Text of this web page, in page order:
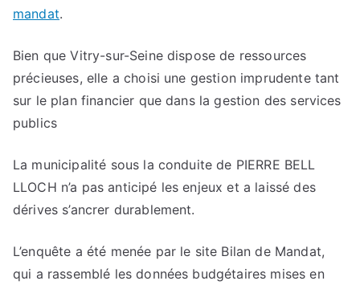
mandat.
Bien que Vitry-sur-Seine dispose de ressources
précieuses, elle a choisi une gestion imprudente tant
sur le plan financier que dans la gestion des services
publics
La municipalité sous la conduite de PIERRE BELL
LLOCH n’a pas anticipé les enjeux et a laissé des
dérives s’ancrer durablement.
L’enquête a été menée par le site Bilan de Mandat,
qui a rassemblé les données budgétaires mises en